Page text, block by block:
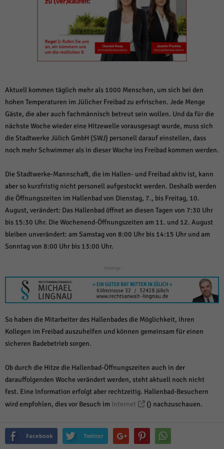
Aktuell kommen täglich mehr als 1000 Menschen, um sich bei den
hohen Temperaturen im Jülicher Freibad zu erfrischen. Jede Menge
Gäste, die aber auch fachmännisch betreut sein wollen. Und da für die
nächste Woche wieder eine Hitzewelle vorausgesagt wurde, muss sich
die Stadtwerke Jülich GmbH (SWJ) personell darauf einstellen, dass
noch mehr Schwimmer als in dieser Woche ins Freibad kommen werden.
Die Stadtwerke-Mannschaft, die im Hallen- und Freibad aktiv ist, kann
aber so kurzfristig nicht personell aufgestockt werden. Deshalb werden
die Öffnungszeiten im Hallenbad von Dienstag, 7., bis Freitag, 10.
August, verändert: Das Hallenbad öffnet an diesen Tagen von 7:30 Uhr
bis 15:30 Uhr. Die Wochenend-Öffnungszeiten am 11. und 12. August
bleiben unverändert: am Samstag von 8:00 Uhr bis 14:15 Uhr und am
Sonntag von 8:00 Uhr bis 13:00 Uhr.
- Anzeige -
So haben die Mitarbeiter des Hallenbades die Möglichkeit, ihren
Kollegen im Freibad auszuhelfen und können gemeinsam für einen
sicheren Badebetrieb sorgen.
Ob durch die Hitze die Hallenbad-Öffnungszeiten auch in der
darauffolgenden Woche verändert werden, steht aktuell noch nicht
fest. Eine Information erfolgt aber rechtzeitig. Hallenbad-Besuchern
wird empfohlen, dies vor Besuch im Internet () nach­zuschauen.
Facebook Twitter
Alle akzeptieren Speichern und weiter
Zurück
Datenschutzeinstellungen
Essenzielle Cookies ermöglichen grundlegende Funktionen und sind für die
einwandfreie Funktion der Website erforderlich.
Cookie-Informationen anzeigen
Statistiken (1)
Statistik Cookies erfassen Informationen anonym. Diese Informationen helfen
Cookie-Informationen anzeigen
Marketing (1)
Marketing-Cookies werden von Drittanbietern oder Publishern verwendet,
um personalisierte Werbung anzuzeigen. Sie tun dies, indem sie Besucher
über Websites hinweg verfolgen.
Cookie-Informationen anzeigen
Inhalte von Videoplattformen und Social-Media-Plattformen werden
standardmäßig blockiert. Wenn Cookies von externen Medien akzeptiert
werden, bedarf der Zugriff auf diese Inhalte keiner manuellen Einwilligung
mehr.
Cookie-Informationen anzeigen
powered by Borlabs Cookie Datenschutzerklärung Impressum